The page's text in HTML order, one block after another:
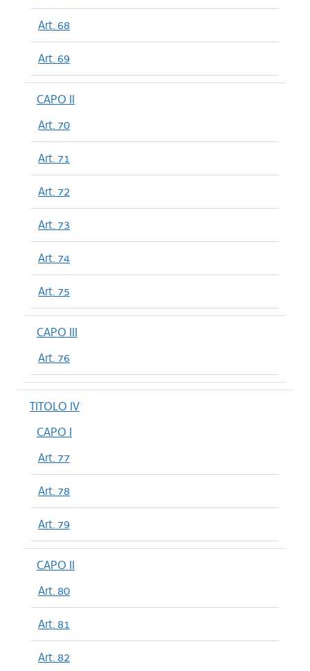
Art. 68
Art. 69
CAPO II
Art. 70
Art. 71
Art. 72
Art. 73
Art. 74
Art. 75
CAPO III
Art. 76
TITOLO IV
CAPO I
Art. 77
Art. 78
Art. 79
CAPO II
Art. 80
Art. 81
Art. 82